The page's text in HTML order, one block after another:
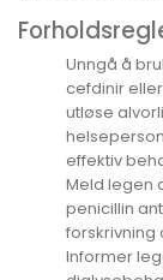
Unngå å
cefdinir
utløse
effektiv
Meld legen
penicillin
forskrivning
Informer